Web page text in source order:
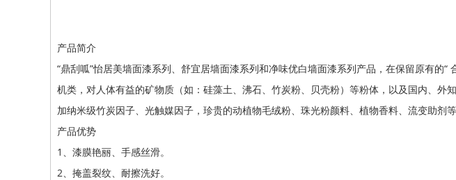
产品简介
“鼎刮呱”怡居美墙面漆系列、舒宜居墙面漆系列和净味优白墙面漆系列产品，在保留原有
机类，对人体有益的矿物质（如：硅藻土、沸石、竹炭粉、贝壳粉）等粉体，以及国内、
加纳米级竹炭因子、光触媒因子，珍贵的动植物毛绒粉、珠光粉颜料、植物香料、流变助剂
产品优势
1、漆膜艳丽、手感丝滑。
2、掩盖裂纹、耐擦洗好。